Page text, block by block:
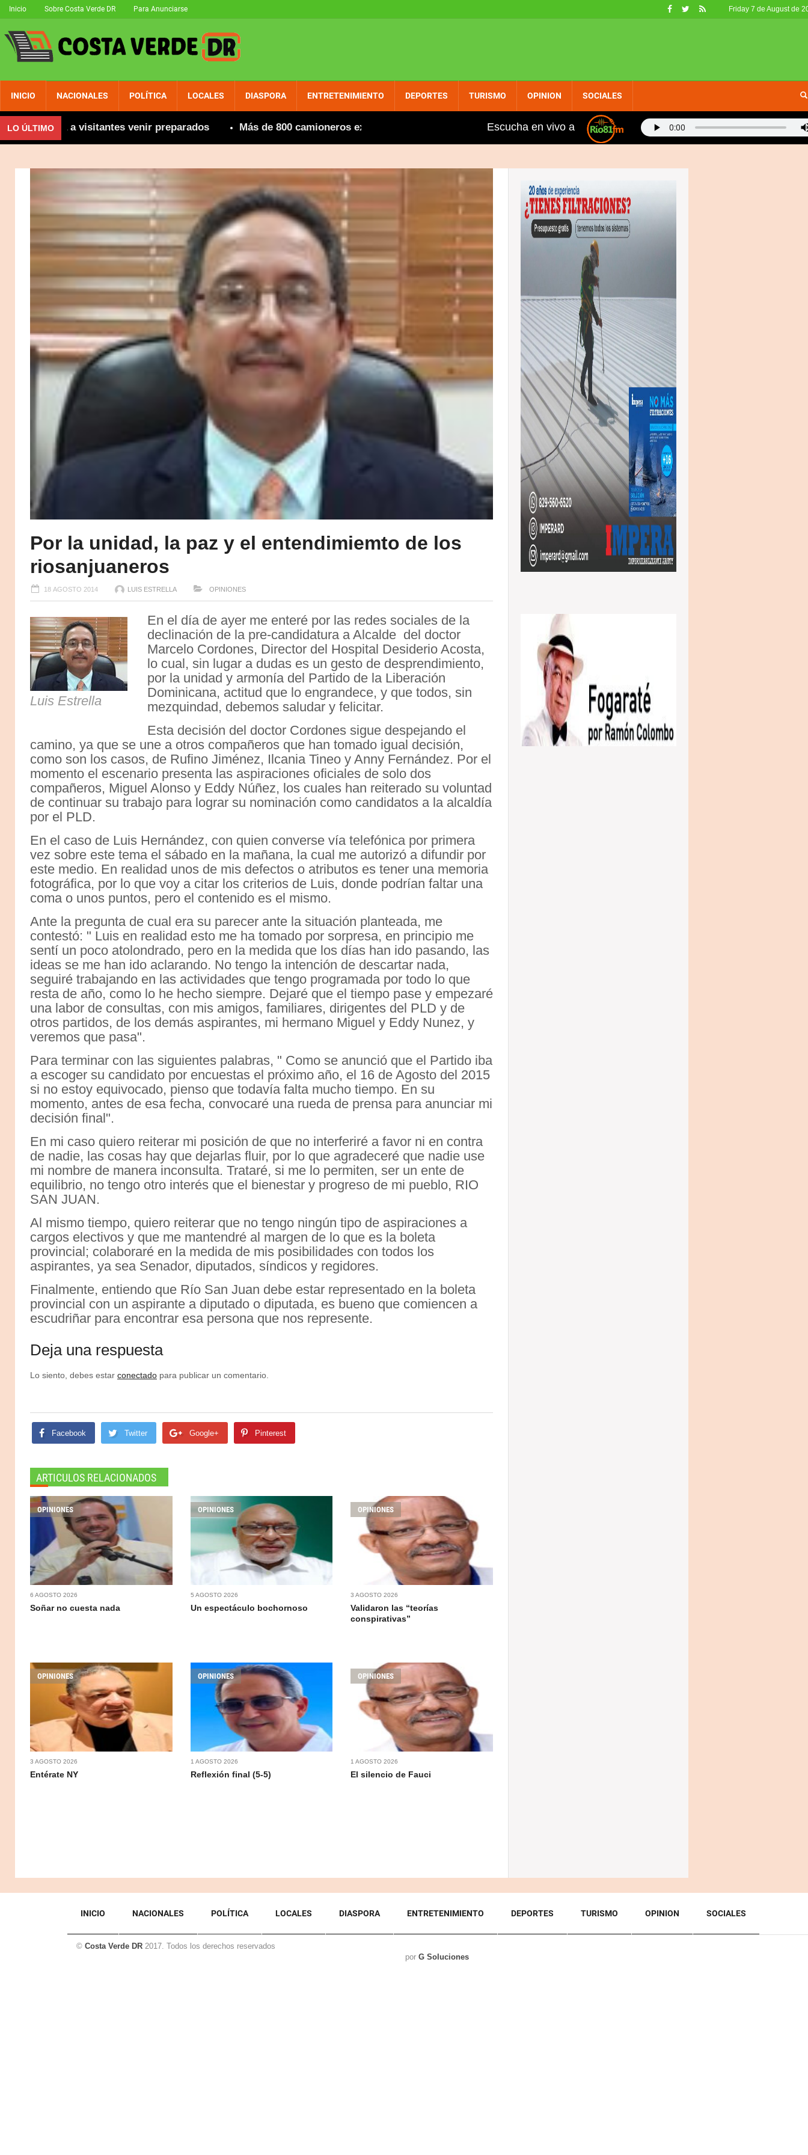
Friday 7 de August de
Inicio Sobre Costa Verde DR Para Anunciarse
INICIO NACIONALES POLÍTICA LOCALES DIASPORA ENTRETENIMIENTO DEPORTES TURISMO OPINION SOCIALES
LO ÚLTIMOa visitantes venir preparados Más de 800 camioneros extranjeros, entre ellos varios dominicanos, fueron retirados de circulación en EE. UU. por no
Escucha en vivo a
Por la unidad, la paz y el entendimiemto de los
riosanjuaneros
18 AGOSTO 2014 LUIS ESTRELLA OPINIONES
Luis Estrella
En el día de ayer me enteré por las redes sociales de la
declinación de la pre-candidatura a Alcalde del doctor
Marcelo Cordones, Director del Hospital Desiderio Acosta,
lo cual, sin lugar a dudas es un gesto de desprendimiento,
por la unidad y armonía del Partido de la Liberación
Dominicana, actitud que lo engrandece, y que todos, sin
mezquindad, debemos saludar y felicitar.
Esta decisión del doctor Cordones sigue despejando el
camino, ya que se une a otros compañeros que han tomado igual decisión,
como son los casos, de Rufino Jiménez, Ilcania Tineo y Anny Fernández. Por el
momento el escenario presenta las aspiraciones oficiales de solo dos
compañeros, Miguel Alonso y Eddy Núñez, los cuales han reiterado su voluntad
de continuar su trabajo para lograr su nominación como candidatos a la alcaldía
por el PLD.
En el caso de Luis Hernández, con quien converse vía telefónica por primera
vez sobre este tema el sábado en la mañana, la cual me autorizó a difundir por
este medio. En realidad unos de mis defectos o atributos es tener una memoria
fotográfica, por lo que voy a citar los criterios de Luis, donde podrían faltar una
coma o unos puntos, pero el contenido es el mismo.
Ante la pregunta de cual era su parecer ante la situación planteada, me
contestó: " Luis en realidad esto me ha tomado por sorpresa, en principio me
sentí un poco atolondrado, pero en la medida que los días han ido pasando, las
ideas se me han ido aclarando. No tengo la intención de descartar nada,
seguiré trabajando en las actividades que tengo programada por todo lo que
resta de año, como lo he hecho siempre. Dejaré que el tiempo pase y empezaré
una labor de consultas, con mis amigos, familiares, dirigentes del PLD y de
otros partidos, de los demás aspirantes, mi hermano Miguel y Eddy Nunez, y
veremos que pasa".
Para terminar con las siguientes palabras, " Como se anunció que el Partido iba
a escoger su candidato por encuestas el próximo año, el 16 de Agosto del 2015
si no estoy equivocado, pienso que todavía falta mucho tiempo. En su
momento, antes de esa fecha, convocaré una rueda de prensa para anunciar mi
decisión final".
En mi caso quiero reiterar mi posición de que no interferiré a favor ni en contra
de nadie, las cosas hay que dejarlas fluir, por lo que agradeceré que nadie use
mi nombre de manera inconsulta. Trataré, si me lo permiten, ser un ente de
equilibrio, no tengo otro interés que el bienestar y progreso de mi pueblo, RIO
SAN JUAN.
Al mismo tiempo, quiero reiterar que no tengo ningún tipo de aspiraciones a
cargos electivos y que me mantendré al margen de lo que es la boleta
provincial; colaboraré en la medida de mis posibilidades con todos los
aspirantes, ya sea Senador, diputados, síndicos y regidores.
Finalmente, entiendo que Río San Juan debe estar representado en la boleta
provincial con un aspirante a diputado o diputada, es bueno que comiencen a
escudriñar para encontrar esa persona que nos represente.
Deja una respuesta
Lo siento, debes estar conectado para publicar un comentario.
Facebook Twitter Google+ Pinterest
ARTICULOS RELACIONADOS
OPINIONES
6 AGOSTO 2026
Soñar no cuesta nada
OPINIONES
5 AGOSTO 2026
Un espectáculo bochornoso
OPINIONES
3 AGOSTO 2026
Validaron las “teorías
conspirativas”
OPINIONES
3 AGOSTO 2026
Entérate NY
OPINIONES
1 AGOSTO 2026
Reflexión final (5-5)
OPINIONES
1 AGOSTO 2026
El silencio de Fauci
INICIO NACIONALES POLÍTICA LOCALES DIASPORA ENTRETENIMIENTO DEPORTES TURISMO OPINION SOCIALES
© Costa Verde DR 2017. Todos los derechos reservados
por G Soluciones